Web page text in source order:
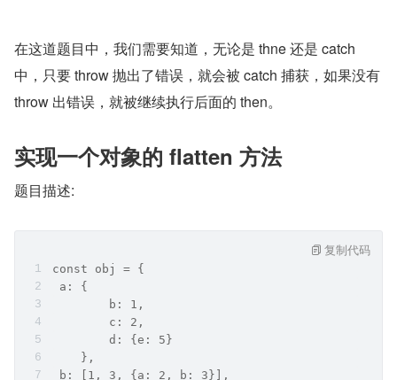
在这道题目中，我们需要知道，无论是 thne 还是 catch
中，只要 throw 抛出了错误，就会被 catch 捕获，如果没有
throw 出错误，就被继续执行后面的 then。
实现一个对象的 flatten 方法
题目描述:
const obj = {
a: {
        b: 1,
        c: 2,
        d: {e: 5}
    },
b: [1, 3, {a: 2, b: 3}],
复制代码